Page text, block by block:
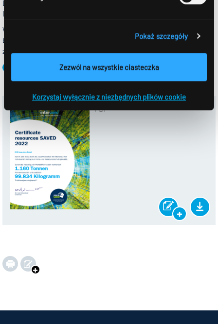
Pokaż szczegóły
Zezwól na wszystkie ciasteczka
Korzystaj wyłącznie z niezbędnych plików cookie
LIGHTCYCLE do odbioru zużytych lamp energooszczędnych i
lamp jarzeniowych.
W tym miejscu znajdziecie Państwo dalsze informacje i adresy
bezpłatnych punktów zbiórki w pobliżu miejsca Państwa
zamieszkania:
www.lightcycle.de
PDF